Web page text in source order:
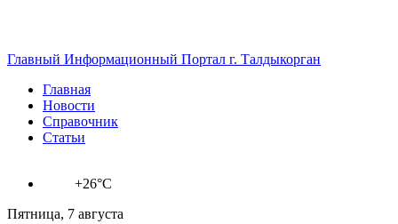
Главный Информационный Портал г. Талдыкорган
Главная
Новости
Справочник
Статьи
+26°C
Пятница, 7 августа